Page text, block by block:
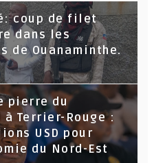
coup de filet
dans les
de Ouanaminthe.
pierre du
Terrier-Rouge :
USD pour
du Nord-Est